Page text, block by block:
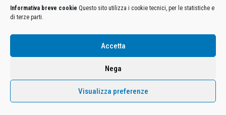
Informativa breve cookie Questo sito utilizza i cookie tecnici, per le statistiche e
di terze parti.
Accetta
Nega
Visualizza preferenze